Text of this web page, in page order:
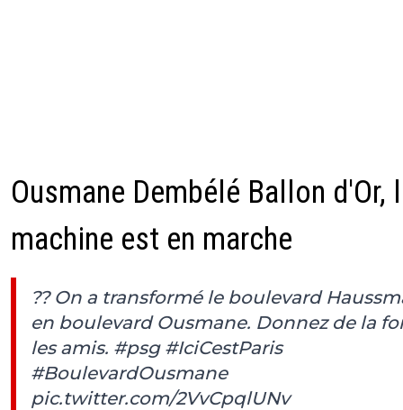
Ousmane Dembélé Ballon d'Or,
machine est en marche
?? On a transformé le boulevard
en boulevard Ousmane. Donnez de la
les amis. #psg #IciCestParis
#BoulevardOusmane
pic.twitter.com/2VvCpqlUNv